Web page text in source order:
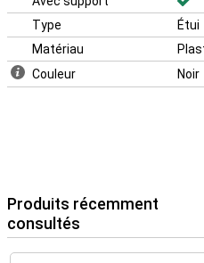
Type
Étui
Matériau
Couleur
Noir
Produits récemment
consultés